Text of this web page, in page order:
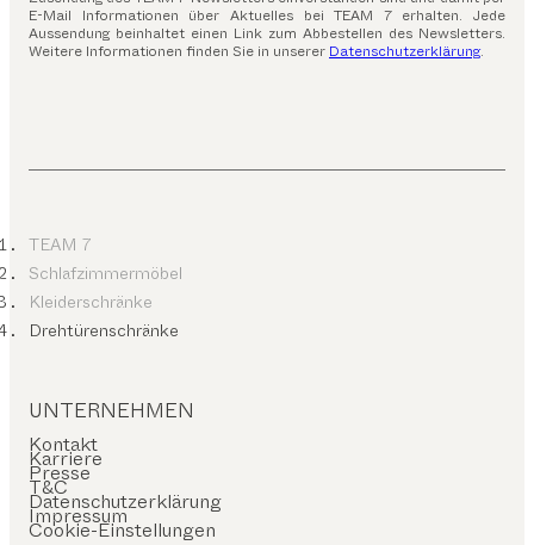
E-Mail Informationen über Aktuelles bei TEAM 7 erhalten. Jede
Aussendung beinhaltet einen Link zum Abbestellen des Newsletters.
Weitere Informationen finden Sie in unserer Datenschutzerklärung.
TEAM 7
Schlafzimmermöbel
Kleiderschränke
Drehtürenschränke
UNTERNEHMEN
Kontakt
Karriere
Presse
T&C
Datenschutzerklärung
Impressum
Cookie-Einstellungen